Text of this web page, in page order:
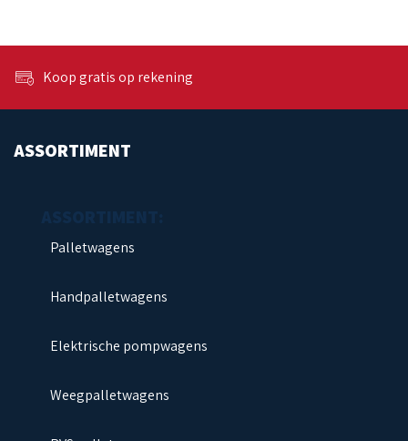
Koop gratis op rekening
ASSORTIMENT
Palletwagens
Handpalletwagens
Elektrische pompwagens
Weegpalletwagens